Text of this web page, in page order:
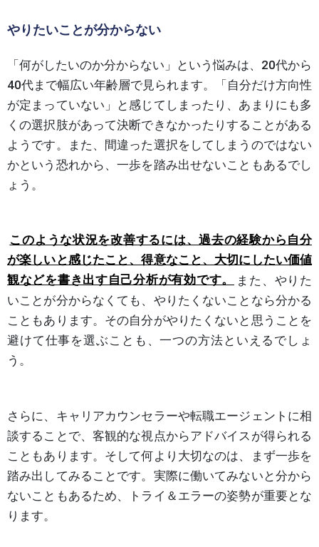
やりたいことが分からない
「何がしたいのか分からない」という悩みは、20代から
40代まで幅広い年齢層で見られます。「自分だけ方向性
が定まっていない」と感じてしまったり、あまりにも多
くの選択肢があって決断できなかったりすることがある
ようです。また、間違った選択をしてしまうのではない
かという恐れから、一歩を踏み出せないこともあるでし
ょう。
このような状況を改善するには、過去の経験から自分
が楽しいと感じたこと、得意なこと、大切にしたい価値
観などを書き出す自己分析が有効です。
また、やりた
いことが分からなくても、やりたくないことなら分かる
こともあります。その自分がやりたくないと思うことを
避けて仕事を選ぶことも、一つの方法といえるでしょ
う。
さらに、キャリアカウンセラーや転職エージェントに相
談することで、客観的な視点からアドバイスが得られる
こともあります。そして何より大切なのは、まず一歩を
踏み出してみることです。実際に働いてみないと分から
ないこともあるため、トライ＆エラーの姿勢が重要とな
ります。